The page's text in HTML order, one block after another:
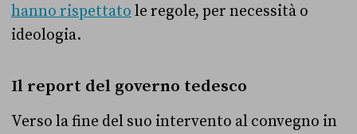
hanno rispettato le regole, per necessità o
ideologia.
Il report del governo tedesco
Verso la fine del suo intervento al convegno in